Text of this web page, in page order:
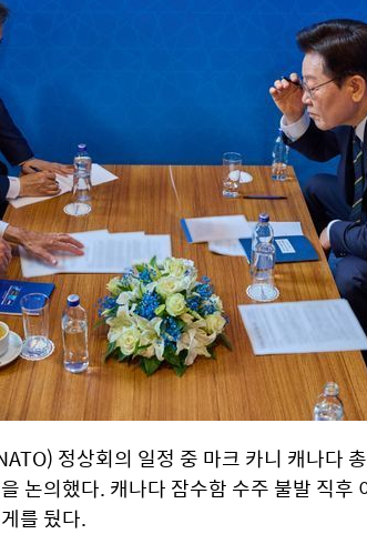
정상회의 일정 중 마크 카니 캐나다
논의했다. 캐나다 잠수함 수주 불발 직후
를 뒀다.